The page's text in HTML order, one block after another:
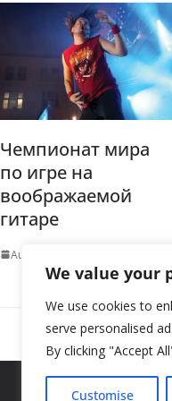
We value your
We use cookies to
serve personalised
By clicking "Accept
Customise
Чемпионат мира
по игре на
воображаемой
гитаре
August 22, 2018